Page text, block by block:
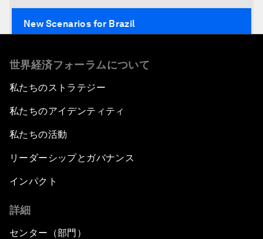
New Scenarios for Brazil
Leading Business with Purpose
Shaping the Fourth Industrial Revolution
Reinvigorating Brazil's Investment Climate
The Post-Manufacturing Economy
世界経済フォーラムについて
私たちのストラテジー
私たちのアイデンティティ
私たちの活動
リーダーシップとガバナンス
インパクト
詳細
センター（部門）